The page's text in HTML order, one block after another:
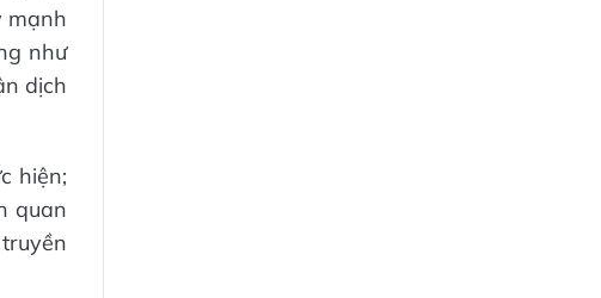
mạnh
như
dịch
hiện;
quan